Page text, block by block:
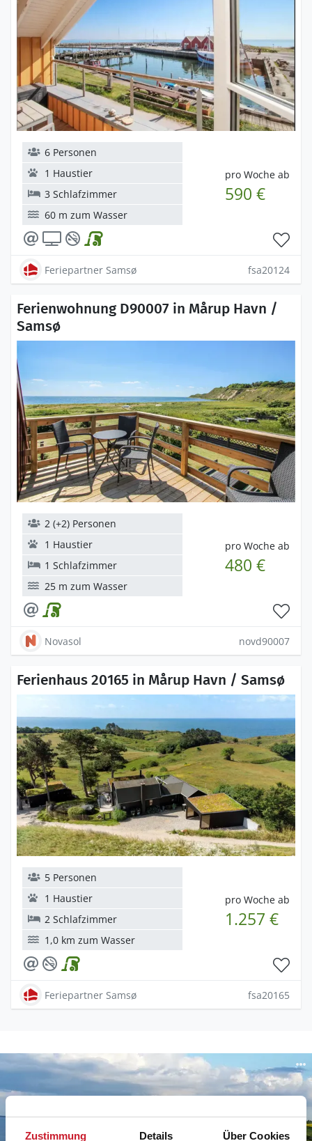
Zustimmung Details Über Cookies
pro Woche ab
590 €
6 Personen
1 Haustier
3 Schlafzimmer
60 m zum Wasser
Feriepartner Samsø fsa20124
Ferienwohnung D90007 in Mårup Havn /
Samsø
pro Woche ab
480 €
2 (+2) Personen
1 Haustier
1 Schlafzimmer
25 m zum Wasser
Novasol novd90007
Ferienhaus 20165 in Mårup Havn / Samsø
pro Woche ab
1.257 €
5 Personen
1 Haustier
2 Schlafzimmer
1,0 km zum Wasser
Feriepartner Samsø fsa20165